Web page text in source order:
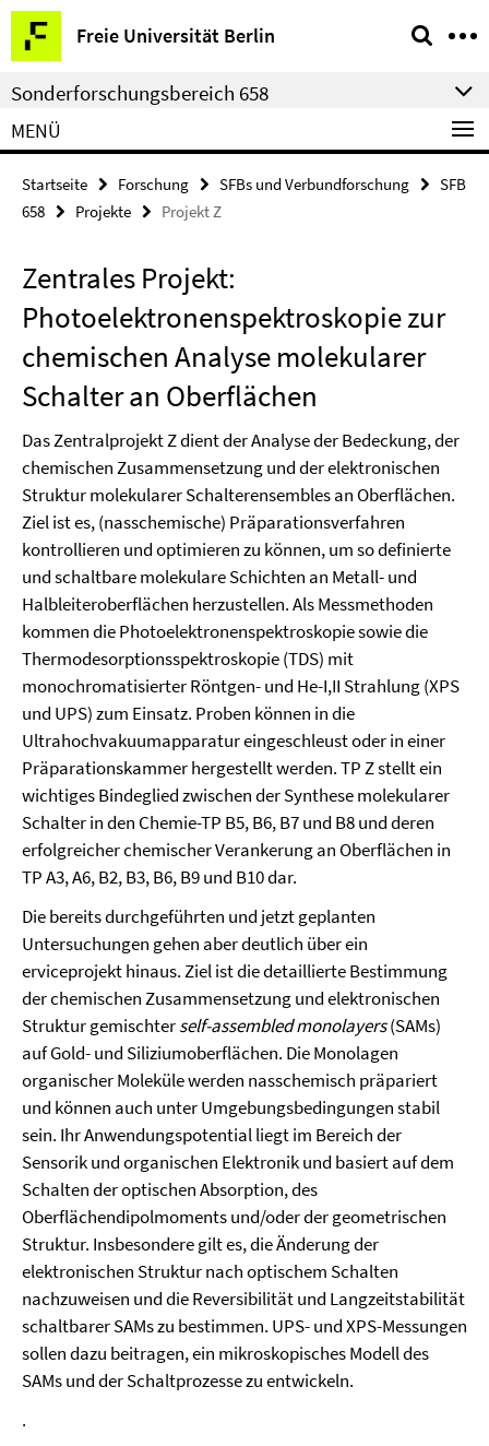
Springe
direkt
zu
Inhalt
Freie Universität Berlin
Service-
Navigation
Sonderforschungsbereich 658
MENÜ
Startseite Forschung SFBs und Verbundforschung
SFB
658
Projekte Projekt Z
Zentrales Projekt:
Photoelektronenspektroskopie zur
chemischen Analyse molekularer
Schalter an Oberflächen
Das Zentralprojekt Z dient der Analyse der Bedeckung, der
chemischen Zusammensetzung und der elektronischen
Struktur molekularer Schalterensembles an Oberflächen.
Ziel ist es, (nasschemische) Präparationsverfahren
kontrollieren und optimieren zu können, um so definierte
und schaltbare molekulare Schichten an Metall- und
Halbleiteroberflächen herzustellen. Als Messmethoden
kommen die Photoelektronenspektroskopie sowie die
Thermodesorptionsspektroskopie (TDS) mit
monochromatisierter Röntgen- und He-I,II Strahlung (XPS
und UPS) zum Einsatz. Proben können in die
Ultrahochvakuumapparatur eingeschleust oder in einer
Präparationskammer hergestellt werden. TP Z stellt ein
wichtiges Bindeglied zwischen der Synthese molekularer
Schalter in den Chemie-TP B5, B6, B7 und B8 und deren
erfolgreicher chemischer Verankerung an Oberflächen in
TP A3, A6, B2, B3, B6, B9 und B10 dar.
Die bereits durchgeführten und jetzt geplanten
Untersuchungen gehen aber deutlich über ein
erviceprojekt hinaus. Ziel ist die detaillierte Bestimmung
der chemischen Zusammensetzung und elektronischen
Struktur gemischterself-assembled monolayers(SAMs)
auf Gold- und Siliziumoberflächen. Die Monolagen
organischer Moleküle werden nasschemisch präpariert
und können auch unter Umgebungsbedingungen stabil
sein. Ihr Anwendungspotential liegt im Bereich der
Sensorik und organischen Elektronik und basiert auf dem
Schalten der optischen Absorption, des
Oberflächendipolmoments und/oder der geometrischen
Struktur. Insbesondere gilt es, die Änderung der
elektronischen Struktur nach optischem Schalten
nachzuweisen und die Reversibilität und Langzeitstabilität
schaltbarer SAMs zu bestimmen. UPS- und XPS-Messungen
sollen dazu beitragen, ein mikroskopisches Modell des
SAMs und der Schaltprozesse zu entwickeln.
.